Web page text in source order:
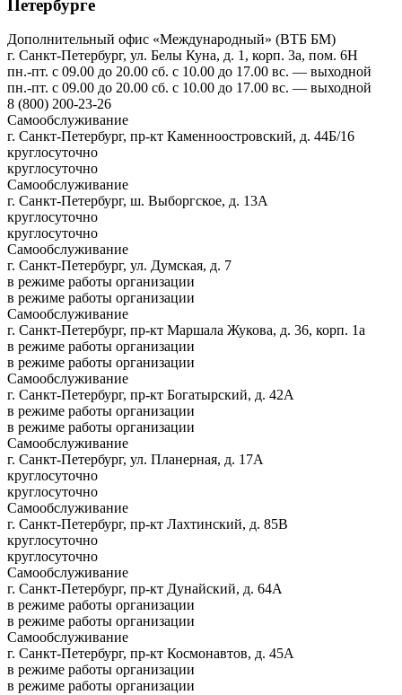
Петербурге
Дополнительный офис «Международный» (ВТБ БМ)
г. Санкт-Петербург, ул. Белы Куна, д. 1, корп. 3а, пом. 6Н
пн.-пт. с 09.00 до 20.00 сб. с 10.00 до 17.00 вс. — выходной
пн.-пт. с 09.00 до 20.00 сб. с 10.00 до 17.00 вс. — выходной
8 (800) 200-23-26
Самообслуживание
г. Санкт-Петербург, пр-кт Каменноостровский, д. 44Б/16
круглосуточно
круглосуточно
Самообслуживание
г. Санкт-Петербург, ш. Выборгское, д. 13А
круглосуточно
круглосуточно
Самообслуживание
г. Санкт-Петербург, ул. Думская, д. 7
в режиме работы организации
в режиме работы организации
Самообслуживание
г. Санкт-Петербург, пр-кт Маршала Жукова, д. 36, корп. 1а
в режиме работы организации
в режиме работы организации
Самообслуживание
г. Санкт-Петербург, пр-кт Богатырский, д. 42А
в режиме работы организации
в режиме работы организации
Самообслуживание
г. Санкт-Петербург, ул. Планерная, д. 17А
круглосуточно
круглосуточно
Самообслуживание
г. Санкт-Петербург, пр-кт Лахтинский, д. 85В
круглосуточно
круглосуточно
Самообслуживание
г. Санкт-Петербург, пр-кт Дунайский, д. 64А
в режиме работы организации
в режиме работы организации
Самообслуживание
г. Санкт-Петербург, пр-кт Космонавтов, д. 45А
в режиме работы организации
в режиме работы организации